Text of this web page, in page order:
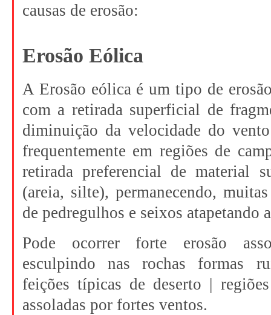
causas de erosão:
Erosão Eólica
A Erosão eólica é um tipo de
com a retirada superficial de
diminuição da velocidade do
frequentemente em regiões de
retirada preferencial de material
(areia, silte), permanecendo,
de pedregulhos e seixos atapetando
Pode ocorrer forte erosão
esculpindo nas rochas formas
feições típicas de deserto |
assoladas por fortes ventos.